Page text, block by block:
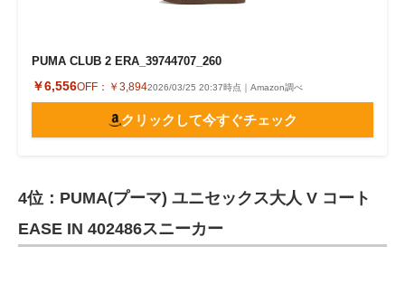
PUMA CLUB 2 ERA_39744707_260
￥6,556OFF： ￥3,8942026/03/25 20:37時点｜Amazon調べ
クリックして今すぐチェック
4位：PUMA(プーマ) ユニセックス大人 V コート
EASE IN 402486スニーカー